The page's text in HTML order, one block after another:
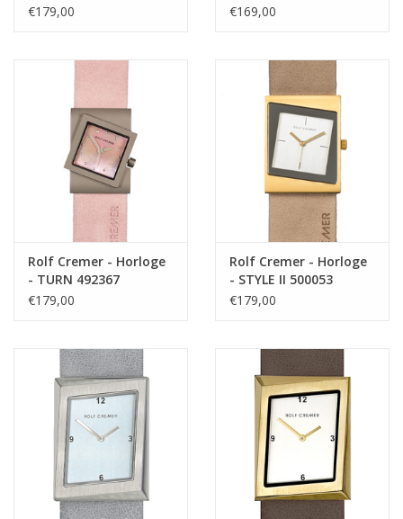
€179,00
€169,00
Rolf Cremer - Horloge
- TURN 492367
€179,00
Rolf Cremer - Horloge
- STYLE II 500053
€179,00